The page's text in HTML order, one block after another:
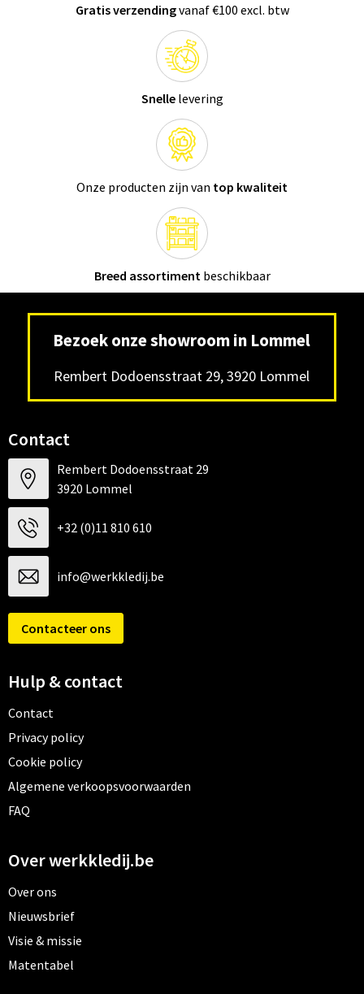
Gratis verzendingvanaf €100 excl. btw
Snellelevering
Onze producten zijn van top kwaliteit
Breed assortiment beschikbaar
Bezoek onze showroom in Lommel
Rembert Dodoensstraat 29, 3920 Lommel
Contact
Rembert Dodoensstraat 29
3920 Lommel
+32 (0)11 810 610
info@werkkledij.be
Contacteer ons
Hulp & contact
Contact
Privacy policy
Cookie policy
Algemene verkoopsvoorwaarden
FAQ
Over werkkledij.be
Over ons
Nieuwsbrief
Visie & missie
Matentabel